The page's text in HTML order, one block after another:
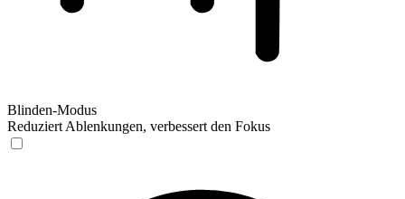
Blinden-Modus
Reduziert Ablenkungen, verbessert den Fokus